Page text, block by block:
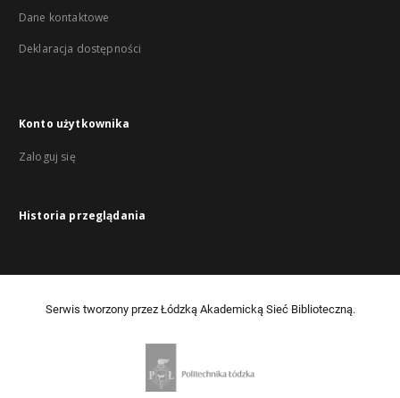
Dane kontaktowe
Deklaracja dostępności
Konto użytkownika
Zaloguj się
Historia przeglądania
Serwis tworzony przez Łódzką Akademicką Sieć Biblioteczną.